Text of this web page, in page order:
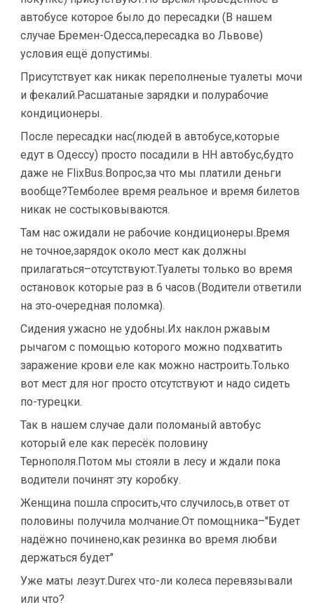
автобусе которое было до пересадки (В нашем
случае Бремен-Одесса,пересадка во Львове)
условия ещё допустимы.
Присутствует как никак переполненые туалеты мочи
и фекалий.Расшатаные зарядки и полурабочие
кондиционеры.
После пересадки нас(людей в автобусе,которые
едут в Одессу) просто посадили в НН автобус,будто
даже не FlixBus.Вопрос,за что мы платили деньги
вообще?Темболее время реальное и время билетов
никак не состыковываются.
Там нас ожидали не рабочие кондиционеры.Время
не точное,зарядок около мест как должны
прилагаться–отсутствуют.Туалеты только во время
остановок которые раз в 6 часов.(Водители ответили
на это‐очередная поломка).
Сидения ужасно не удобны.Их наклон ржавым
рычагом с помощью которого можно подхватить
заражение крови еле как можно настроить.Только
вот мест для ног просто отсутствуют и надо сидеть
по-турецки.
Так в нашем случае дали поломаный автобус
который еле как пересёк половину
Тернополя.Потом мы стояли в лесу и ждали пока
водители починят эту коробку.
Женщина пошла спросить,что случилось,в ответ от
половины получила молчание.От помощника–"Будет
надёжно починено,как резинка во время любви
держаться будет"
Уже маты лезут.Durex что-ли колеса перевязывали
или что?